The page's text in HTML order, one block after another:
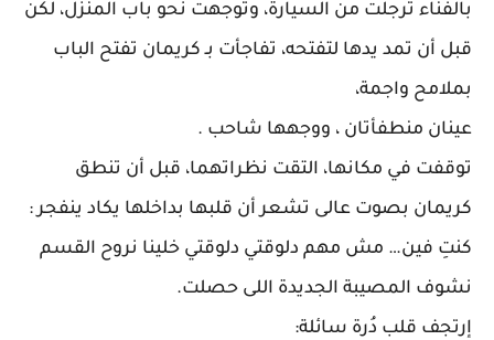
بالفناء ترجلت من السيارة، وتوجهت نحو باب المنزل، لكن
قبل أن تمد يدها لتفتحه، تفاجأت بـ كريمان تفتح الباب
بملامح واجمة،
عينان منطفأتان ، ووجهها شاحب .
توقفت في مكانها، التقت نظراتهما، قبل أن تنطق
كريمان بصوت عالى تشعر أن قلبها بداخلها يكاد ينفجر :
كنتِ فين… مش مهم دلوقتي دلوقتي خلينا نروح القسم
نشوف المصيبة الجديدة اللى حصلت.
إرتجف قلب دُرة سائلة: